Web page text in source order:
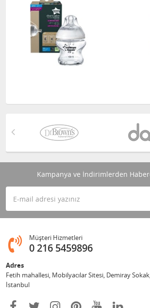
Kampanya ve İndirimlerden
Müşteri Hizmetleri
0 216 5459896
Adres
Fetih mahallesi, Mobilyacılar Sitesi, Demiray
İstanbul